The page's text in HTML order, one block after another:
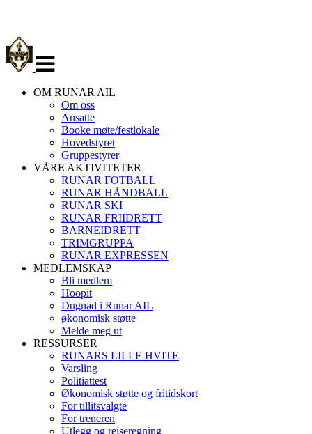
navigasjon
OM RUNAR AIL
Om oss
Ansatte
Booke møte/festlokale
Hovedstyret
Gruppestyrer
VÅRE AKTIVITETER
RUNAR FOTBALL
RUNAR HÅNDBALL
RUNAR SKI
RUNAR FRIIDRETT
BARNEIDRETT
TRIMGRUPPA
RUNAR EXPRESSEN
MEDLEMSKAP
Bli medlem
Hoopit
Dugnad i Runar AIL
økonomisk støtte
Melde meg ut
RESSURSER
RUNARS LILLE HVITE
Varsling
Politiattest
Økonomisk støtte og fritidskort
For tillitsvalgte
For treneren
Utlegg og reiseregning